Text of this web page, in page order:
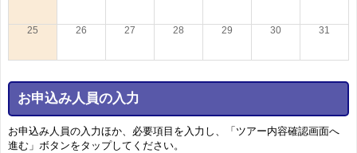
25 26 27 28 29 30 31
お申込み人員の入力
お申込み人員の入力ほか、必要項目を入力し、「ツアー内容確認画面へ
進む」ボタンをタップしてください。